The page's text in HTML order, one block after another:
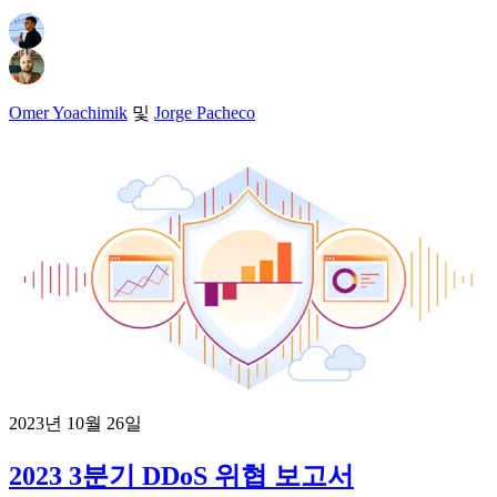
Omer Yoachimik 및 Jorge Pacheco
2023년 10월 26일
2023 3분기 DDoS 위협 보고서